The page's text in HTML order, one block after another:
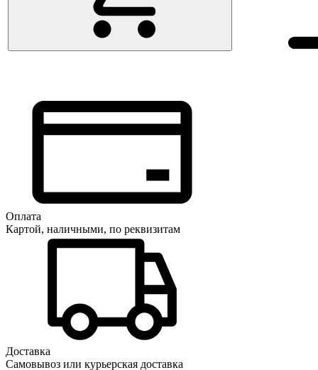
Оплата
Картой, наличными, по реквизитам
Доставка
Самовывоз или курьерская доставка